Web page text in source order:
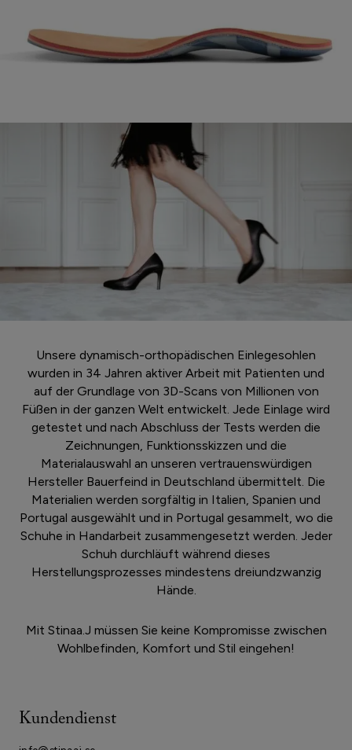
Unsere dynamisch-orthopädischen Einlegesohlen
wurden in 34 Jahren aktiver Arbeit mit Patienten und
auf der Grundlage von 3D-Scans von Millionen von
Füßen in der ganzen Welt entwickelt. Jede Einlage wird
getestet und nach Abschluss der Tests werden die
Zeichnungen, Funktionsskizzen und die
Materialauswahl an unseren vertrauenswürdigen
Hersteller Bauerfeind in Deutschland übermittelt. Die
Materialien werden sorgfältig in Italien, Spanien und
Portugal ausgewählt und in Portugal gesammelt, wo die
Schuhe in Handarbeit zusammengesetzt werden. Jeder
Schuh durchläuft während dieses
Herstellungsprozesses mindestens dreiundzwanzig
Hände.
Mit Stinaa.J müssen Sie keine Kompromisse zwischen
Wohlbefinden, Komfort und Stil eingehen!
Kundendienst